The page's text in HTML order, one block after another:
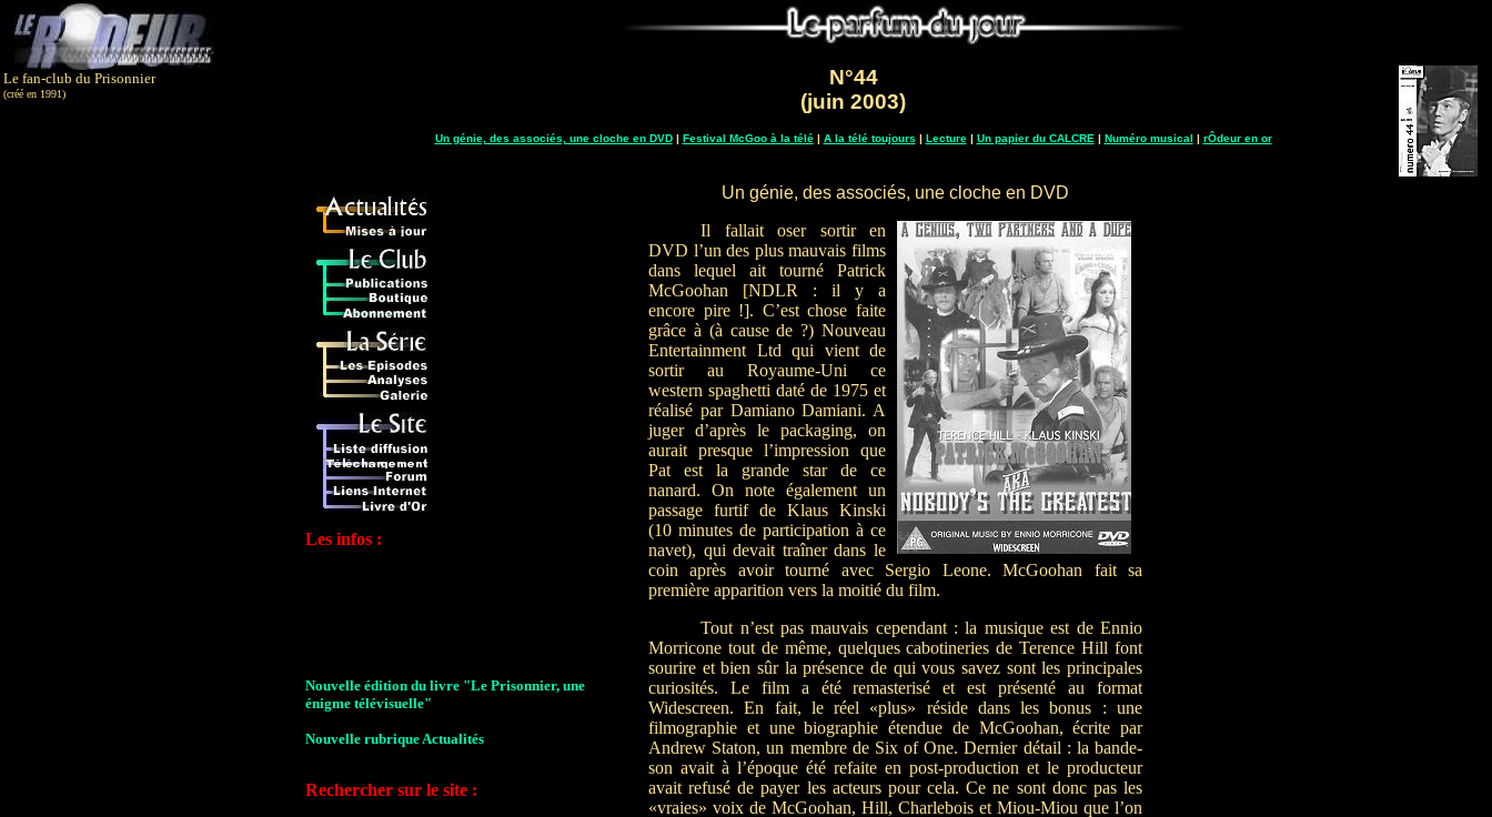
Le fan-club du Prisonnier
(créé en 1991)
N°44
(juin 2003)
Un génie, des associés, une cloche en DVD| Festival McGoo à la télé| A la télétoujours | Lecture| Un papier du CALCRE | Numéro musical | rÔdeur en or
Les infos :
Nouvelle édition du livre "Le Prisonnier, une
énigme télévisuelle"
Nouvelle rubrique Actualités
Rechercher sur le site :
Un génie, des associés, une cloche en DVD
Il fallait oser sortir en
DVD l’un des plus mauvais films
dans lequel ait tourné Patrick
McGoohan [NDLR : il y a
encore pire !]. C’est chose faite
grâce à (à cause de ?) Nouveau
Entertainment Ltd qui vient de
sortir au Royaume-Uni ce
western spaghetti daté de 1975 et
réalisé par Damiano Damiani. A
juger d’après le packaging, on
aurait presque l’impression que
Pat est la grande star de ce
nanard. On note également un
passage furtif de Klaus Kinski
(10 minutes de participation à ce
navet), qui devait traîner dans le
coin après avoir tourné avec Sergio Leone. McGoohan fait sa
première apparition vers la moitié du film.
Tout n’est pas mauvais cependant : la musique est de Ennio
Morricone tout de même, quelques cabotineries de Terence Hill font
sourire et bien sûr la présence de qui vous savez sont les principales
curiosités. Le film a été remasterisé et est présenté au format
Widescreen. En fait, le réel «plus» réside dans les bonus : une
filmographie et une biographie étendue de McGoohan, écrite par
Andrew Staton, un membre de Six of One. Dernier détail : la bande-
son avait à l’époque été refaite en post-production et le producteur
avait refusé de payer les acteurs pour cela. Ce ne sont donc pas les
«vraies» voix de McGoohan, Hill, Charlebois et Miou-Miou que l’on